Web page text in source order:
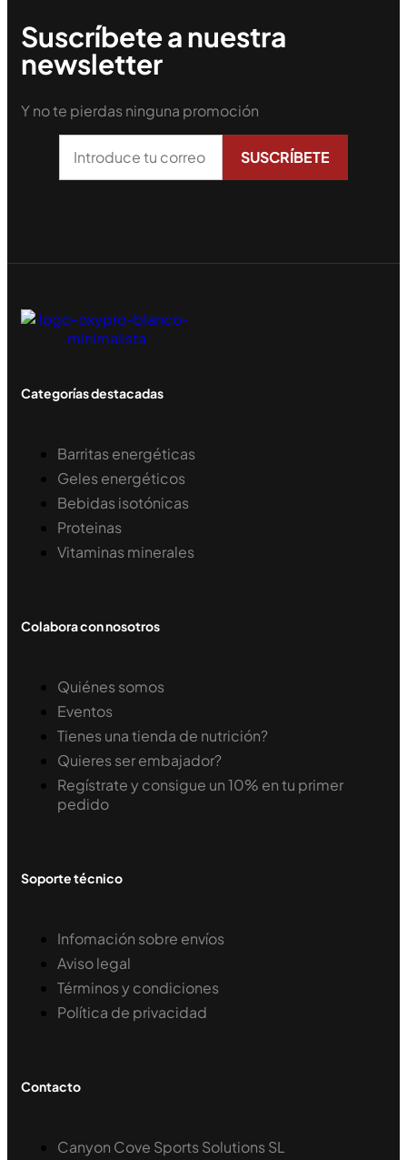
Suscríbete a nuestra
newsletter
Y no te pierdas ninguna promoción
Categorías destacadas
Barritas energéticas
Geles energéticos
Bebidas isotónicas
Proteinas
Vitaminas minerales
Colabora con nosotros
Quiénes somos
Eventos
Tienes una tienda de nutrición?
Quieres ser embajador?
Regístrate y consigue un 10% en tu primer
pedido
Soporte técnico
Infomación sobre envíos
Aviso legal
Términos y condiciones
Política de privacidad
Contacto
Canyon Cove Sports Solutions SL